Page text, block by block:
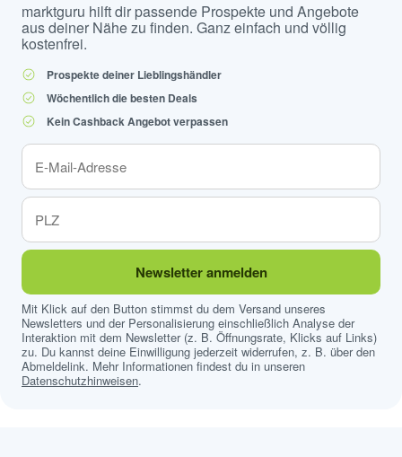
marktguru hilft dir passende Prospekte und Angebote
aus deiner Nähe zu finden. Ganz einfach und völlig
kostenfrei.
Prospekte deiner Lieblingshändler
Wöchentlich die besten Deals
Kein Cashback Angebot verpassen
Newsletter anmelden
Mit Klick auf den Button stimmst du dem Versand unseres
Newsletters und der Personalisierung einschließlich Analyse der
Interaktion mit dem Newsletter (z. B. Öffnungsrate, Klicks auf Links)
zu. Du kannst deine Einwilligung jederzeit widerrufen, z. B. über den
Abmeldelink. Mehr Informationen findest du in unseren
Datenschutzhinweisen.